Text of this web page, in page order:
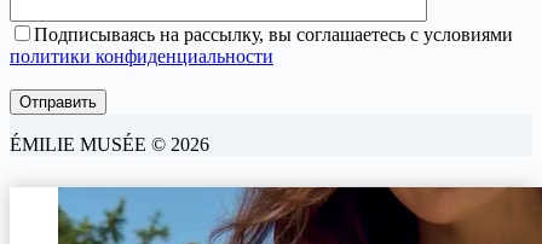
Подписываясь на рассылку, вы соглашаетесь с условиями
политики конфиденциальности
ÉMILIE MUSÉE © 2026